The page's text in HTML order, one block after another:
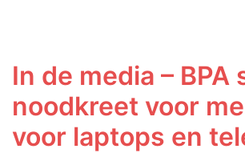
In de media – BPA
noodkreet voor
voor laptops en